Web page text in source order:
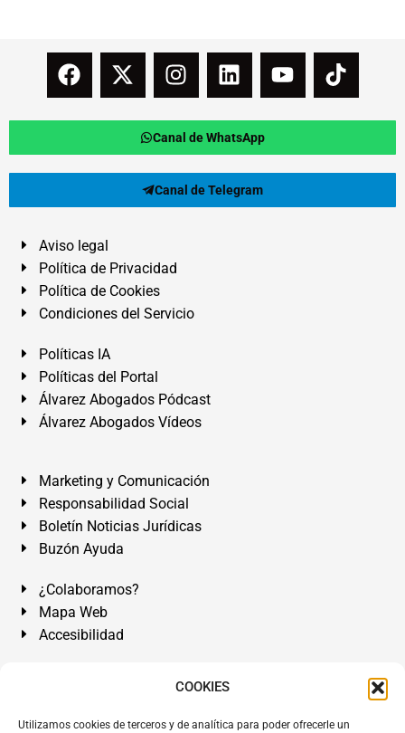
COOKIES
Utilizamos cookies de terceros y de analítica para poder ofrecerle un
Canal de WhatsApp
Canal de Telegram
Aviso legal
Política de Privacidad
Política de Cookies
Condiciones del Servicio
Políticas IA
Políticas del Portal
Álvarez Abogados Pódcast
Álvarez Abogados Vídeos
Marketing y Comunicación
Responsabilidad Social
Boletín Noticias Jurídicas
Buzón Ayuda
¿Colaboramos?
Mapa Web
Accesibilidad
Álvarez Abogados Tenerife:Calle Teobaldo Power Nº 7,
de Tenerife. Islas Canarias.